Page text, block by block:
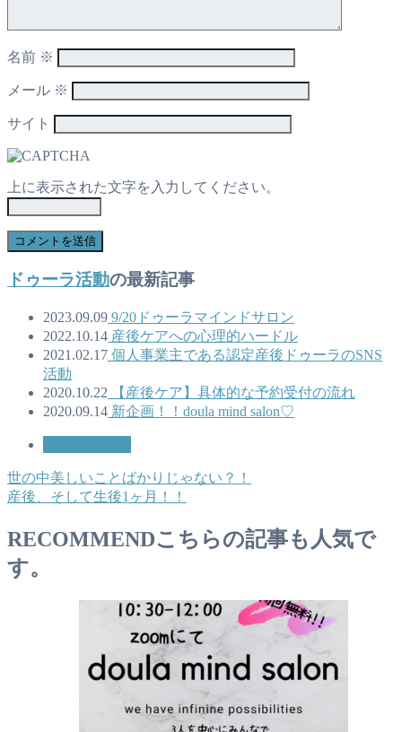
名前 ※
メール ※
サイト
上に表示された文字を入力してください。
ドゥーラ活動の最新記事
2023.09.09 9/20ドゥーラマインドサロン
2022.10.14 産後ケアへの心理的ハードル
2021.02.17 個人事業主である認定産後ドゥーラのSNS
活動
2020.10.22 【産後ケア】具体的な予約受付の流れ
2020.09.14 新企画！！doula mind salon♡
世の中美しいことばかりじゃない？！
産後、そして生後1ヶ月！！
RECOMMENDこちらの記事も人気で
す。